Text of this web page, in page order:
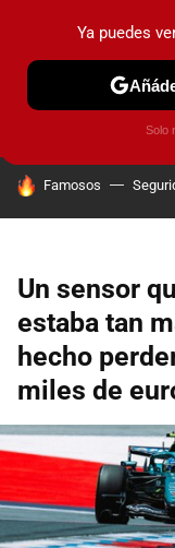
PRUEBAS
HOY SE HABLA DE
Famosos
Un sensor
estaba tan
hecho
miles de
Ya puedes
Solo